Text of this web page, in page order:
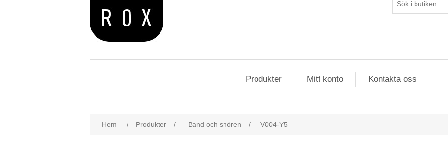
Produkter Mitt konto Kontakta oss
Hem / Produkter / Band och snören / V004-Y5